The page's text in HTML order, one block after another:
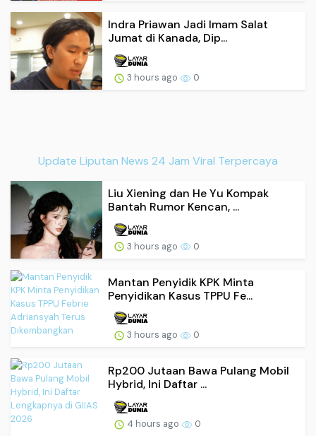
Indra Priawan Jadi Imam Salat
Jumat di Kanada, Dip...
3 hours ago 0
Update Liputan News 24 Jam Viral Terpercaya
Liu Xiening dan He Yu Kompak
Bantah Rumor Kencan, ...
3 hours ago 0
Mantan Penyidik KPK Minta
Penyidikan Kasus TPPU Fe...
3 hours ago 0
Rp200 Jutaan Bawa Pulang Mobil
Hybrid, Ini Daftar ...
4 hours ago 0